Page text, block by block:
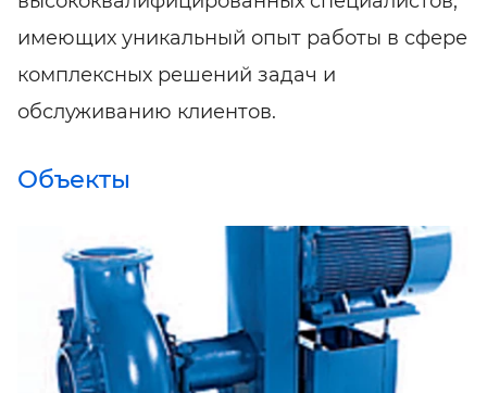
имеющих уникальный опыт работы в сфере
комплексных решений задач и
обслуживанию клиентов.
Объекты